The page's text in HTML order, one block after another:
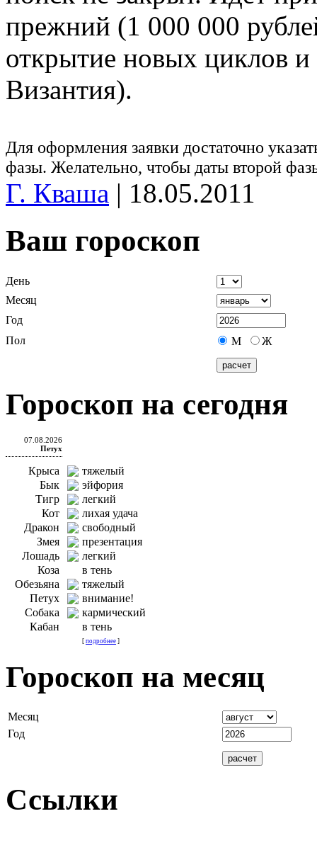
прежний (1 000 000
открытие новых циклов
Византия).
Для оформления заявки достаточно
фазы. Желательно, чтобы даты второй
Г. Кваша | 18.05.2011
Ваш гороскоп
День
Месяц
Год
Пол
М Ж
Гороскоп на сегодня
07.08.2026
Петух
Крыса
тяжелый
Бык
эйфория
Тигр
легкий
Кот
лихая удача
Дракон
свободный
Змея
презентация
Лошадь
легкий
Коза
в тень
Обезьяна
тяжелый
Петух
внимание!
Собака
кармический
Кабан
в тень
[ подробнее ]
Гороскоп на месяц
Месяц
Год
Ссылки